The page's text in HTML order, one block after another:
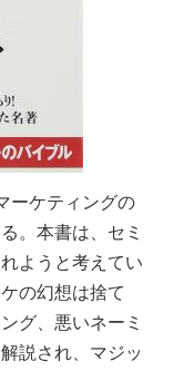
ーケティングの
。 本書は、セミ
ようと考えてい
の幻想は捨て
グ、悪いネーミ
説され、マジッ